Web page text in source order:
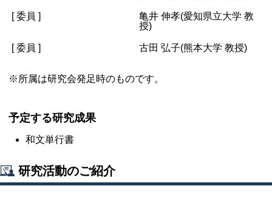
[ 委員 ]
亀井 伸孝(愛知県立大学 教
授)
[ 委員 ] 古田 弘子(熊本大学 教授)
※所属は研究会発足時のものです。
予定する研究成果
和文単行書
研究活動のご紹介